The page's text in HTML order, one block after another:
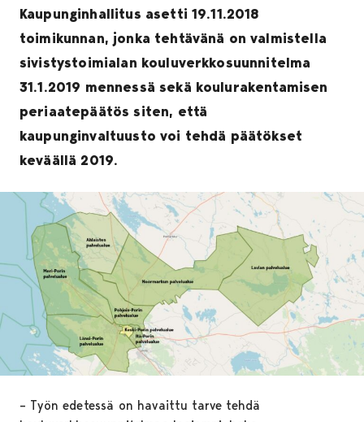
Kaupunginhallitus asetti 19.11.2018
toimikunnan, jonka tehtävänä on valmistella
sivistystoimialan kouluverkkosuunnitelma
31.1.2019 mennessä sekä koulurakentamisen
periaatepäätös siten, että
kaupunginvaltuusto voi tehdä päätökset
keväällä 2019.
– Työn edetessä on havaittu tarve tehdä